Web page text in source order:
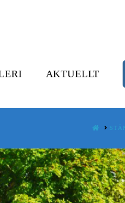
AKTUELLT
HOME